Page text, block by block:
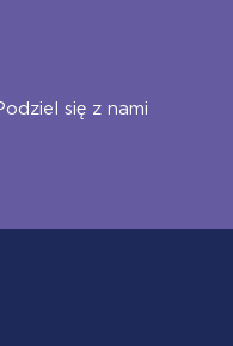
się z nami